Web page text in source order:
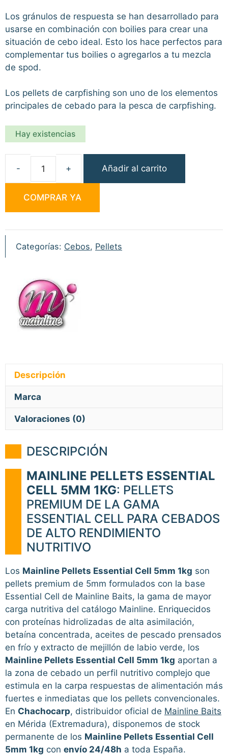
Los gránulos de respuesta se han desarrollado para
usarse en combinación con boilies para crear una
situación de cebo ideal. Esto los hace perfectos para
complementar tus boilies o agregarlos a tu mezcla
de spod.
Los pellets de carpfishing son uno de los elementos
principales de cebado para la pesca de carpfishing.
Hay existencias
Mainline
Essential
Cell
cantidad
Añadir al carrito
COMPRAR YA
Categorías: Cebos, Pellets
Descripción
Marca
Valoraciones (0)
DESCRIPCIÓN
MAINLINE PELLETS ESSENTIAL
CELL 5MM 1KG: PELLETS
PREMIUM DE LA GAMA
ESSENTIAL CELL PARA CEBADOS
DE ALTO RENDIMIENTO
NUTRITIVO
Los Mainline Pellets Essential Cell 5mm 1kg son
pellets premium de 5mm formulados con la base
Essential Cell de Mainline Baits, la gama de mayor
carga nutritiva del catálogo Mainline. Enriquecidos
con proteínas hidrolizadas de alta asimilación,
betaína concentrada, aceites de pescado prensados
en frío y extracto de mejillón de labio verde, los
Mainline Pellets Essential Cell 5mm 1kg aportan a
la zona de cebado un perfil nutritivo complejo que
estimula en la carpa respuestas de alimentación más
fuertes e inmediatas que los pellets convencionales.
En Chachocarp, distribuidor oficial de Mainline Baits
en Mérida (Extremadura), disponemos de stock
permanente de los Mainline Pellets Essential Cell
5mm 1kg con envío 24/48h a toda España.